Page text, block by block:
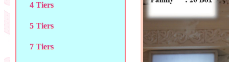
4 Tiers
5 Tiers
7 Tiers